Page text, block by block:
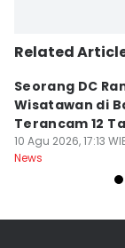
Related
Seorang DC
Wisatawan di
Terancam 12
10 Agu 2026, 17:13
News